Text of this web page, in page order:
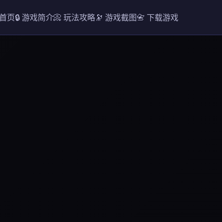
页🔒 游戏简介📀 玩法攻略🔭 游戏截图📇 下载游戏